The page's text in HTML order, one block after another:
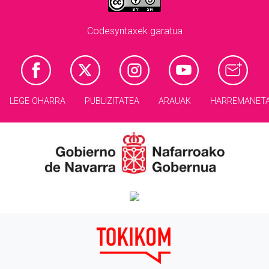
Codesyntaxek garatua
LEGE OHARRA PUBLIZITATEA ARAUAK